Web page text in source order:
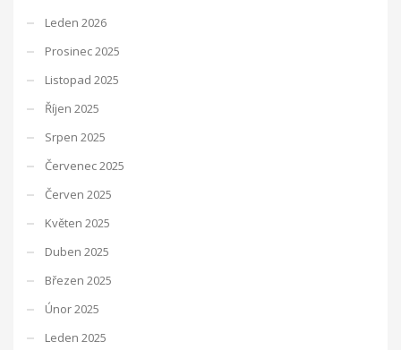
Leden 2026
Prosinec 2025
Listopad 2025
Říjen 2025
Srpen 2025
Červenec 2025
Červen 2025
Květen 2025
Duben 2025
Březen 2025
Únor 2025
Leden 2025